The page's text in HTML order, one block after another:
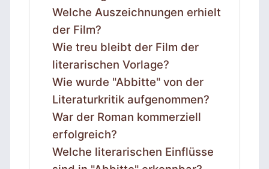
Welche Auszeichnungen erhielt
der Film?
Wie treu bleibt der Film der
literarischen Vorlage?
Wie wurde "Abbitte" von der
Literaturkritik aufgenommen?
War der Roman kommerziell
erfolgreich?
Welche literarischen Einflüsse